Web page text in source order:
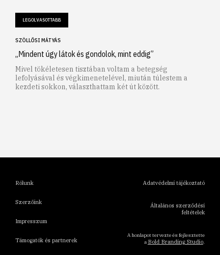
LEGOLVASOTTABB
SZÖLLŐSI MÁTYÁS
„Mindent úgy látok és gondolok, mint eddig”
Mivel tökéletesen tisztában voltam a betegség
lefolyásával és végkimenetelével, miután túlestem a
kezdeti sokkon, választhattam két út között.
Rólunk
Szerzőink
Impresszum
Támogatók és partnerek
Adatvédelmi tájékoztató
Általános szerződési
feltételek
A honlapot tervezte és fejlesztette
a Bold Branding Studio.